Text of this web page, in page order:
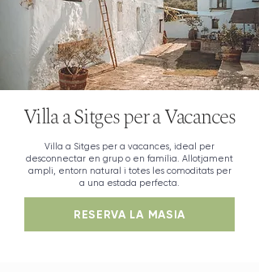
Villa a Sitges per a Vacances
Villa a Sitges per a vacances, ideal per
desconnectar en grup o en família. Allotjament
ampli, entorn natural i totes les comoditats per
a una estada perfecta.
RESERVA LA MASIA